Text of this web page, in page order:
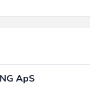
ApS